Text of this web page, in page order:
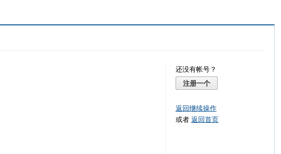
还没有帐号？
注册一个
返回继续操作
或者 返回首页